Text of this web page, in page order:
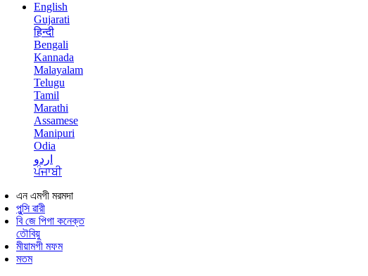
English
Gujarati
हिन्दी
Bengali
Kannada
Malayalam
Telugu
Tamil
Marathi
Assamese
Manipuri
Odia
اردو
ਪੰਜਾਬੀ
এন এমগী মরমদা
পুন্সি ৱারী
বি জে পিগা কনেক্ত
তৌবিয়ু
মীয়ামগী মফম
মতম